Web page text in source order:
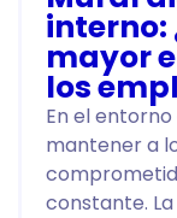
interno:
mayor
los
En el
mantener a
constante.